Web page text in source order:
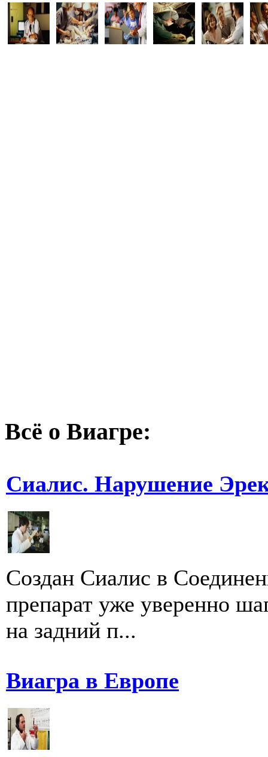
Всё о Виагре:
Сиалис. Нарушение
Создан Сиалис в
препарат уже уверенно
на задний п...
Виагра в Европе